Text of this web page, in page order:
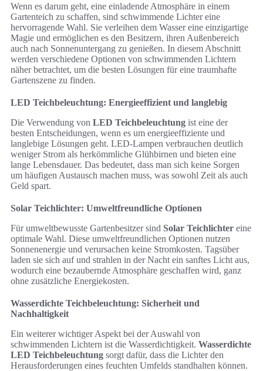
Wenn es darum geht, eine einladende Atmosphäre in einem
Gartenteich zu schaffen, sind schwimmende Lichter eine
hervorragende Wahl. Sie verleihen dem Wasser eine einzigartige
Magie und ermöglichen es den Besitzern, ihren Außenbereich
auch nach Sonnenuntergang zu genießen. In diesem Abschnitt
werden verschiedene Optionen von schwimmenden Lichtern
näher betrachtet, um die besten Lösungen für eine traumhafte
Gartenszene zu finden.
LED Teichbeleuchtung: Energieeffizient und langlebig
Die Verwendung von LED Teichbeleuchtung ist eine der
besten Entscheidungen, wenn es um energieeffiziente und
langlebige Lösungen geht. LED-Lampen verbrauchen deutlich
weniger Strom als herkömmliche Glühbirnen und bieten eine
lange Lebensdauer. Das bedeutet, dass man sich keine Sorgen
um häufigen Austausch machen muss, was sowohl Zeit als auch
Geld spart.
Solar Teichlichter: Umweltfreundliche Optionen
Für umweltbewusste Gartenbesitzer sind Solar Teichlichter eine
optimale Wahl. Diese umweltfreundlichen Optionen nutzen
Sonnenenergie und verursachen keine Stromkosten. Tagsüber
laden sie sich auf und strahlen in der Nacht ein sanftes Licht aus,
wodurch eine bezaubernde Atmosphäre geschaffen wird, ganz
ohne zusätzliche Energiekosten.
Wasserdichte Teichbeleuchtung: Sicherheit und
Nachhaltigkeit
Ein weiterer wichtiger Aspekt bei der Auswahl von
schwimmenden Lichtern ist die Wasserdichtigkeit. Wasserdichte
LED Teichbeleuchtung sorgt dafür, dass die Lichter den
Herausforderungen eines feuchten Umfelds standhalten können.